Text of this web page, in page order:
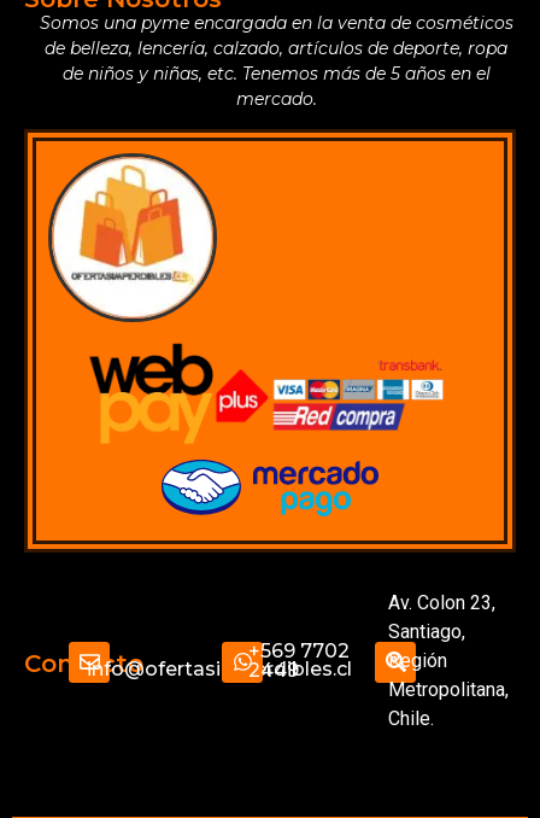
Somos una pyme encargada en la venta de cosméticos
de belleza, lencería, calzado, artículos de deporte, ropa
de niños y niñas, etc. Tenemos más de 5 años en el
mercado.
Contactoinfo@ofertasimperdibles.cl
+569 7702
2449
Av. Colon 23,
Santiago,
Región
Metropolitana,
Chile.